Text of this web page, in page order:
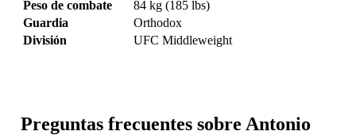
Peso de combate
84 kg (185 lbs)
Guardia
Orthodox
División
UFC Middleweight
Preguntas frecuentes sobre Antonio